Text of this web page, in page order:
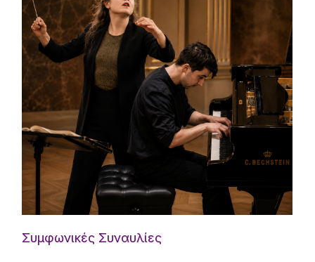
Συμφωνικές Συναυλίες